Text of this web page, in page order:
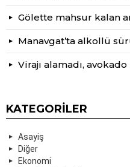
Gölette mahsur kalan
Manavgat’ta alkollü
Virajı alamadı,
KATEGORILER
Asayiş
Diğer
Ekonomi